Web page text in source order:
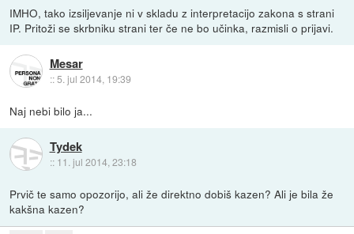
IMHO, tako izsiljevanje ni v skladu z interpretacijo zakona s strani
IP. Pritoži se skrbniku strani ter če ne bo učinka, razmisli o prijavi.
Mesar
::5. jul 2014, 19:39
Naj nebi bilo ja...
Tydek
:: 11. jul 2014, 23:18
Prvič te samo opozorijo, ali že direktno dobiš kazen? Ali je bila že
kakšna kazen?